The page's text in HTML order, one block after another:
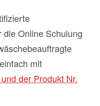
Online Schulung
mit
der Produkt Nr.